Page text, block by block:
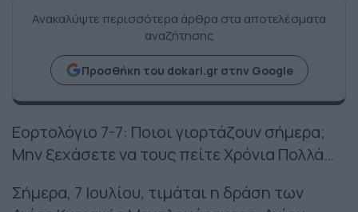
Ανακαλύψτε περισσότερα άρθρα στα αποτελέσματα
αναζήτησης
Προσθήκη του dokari.gr στην Google
Εορτολόγιο 7-7: Ποιοι γιορτάζουν σήμερα;
Μην ξεχάσετε να τους πείτε Χρόνια Πολλά…
Σήμερα, 7 Ιουλίου, τιμάται η δράση των